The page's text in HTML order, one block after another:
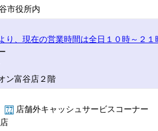
市役所内
り、現在の営業時間は全日１０時～２１
ン富谷店２階
店舗外キャッシュサービスコーナー